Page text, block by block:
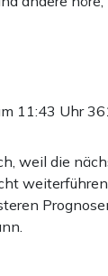
11:43 Uhr
weil die